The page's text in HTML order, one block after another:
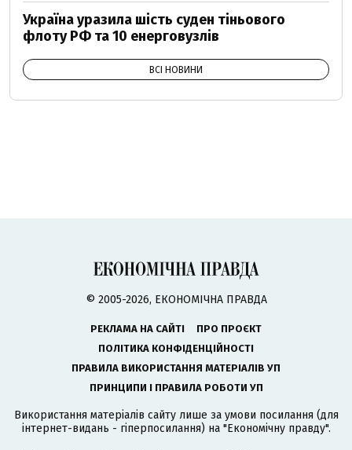
Україна уразила шість суден тіньового
флоту РФ та 10 енерговузлів
ВСІ НОВИНИ
© 2005-2026, ЕКОНОМІЧНА ПРАВДА
РЕКЛАМА НА САЙТІ
ПРО ПРОЄКТ
ПОЛІТИКА КОНФІДЕНЦІЙНОСТІ
ПРАВИЛА ВИКОРИСТАННЯ МАТЕРІАЛІВ УП
ПРИНЦИПИ І ПРАВИЛА РОБОТИ УП
Використання матеріалів сайту лише за умови посилання (для
інтернет-видань - гіперпосилання) на "Економічну правду".